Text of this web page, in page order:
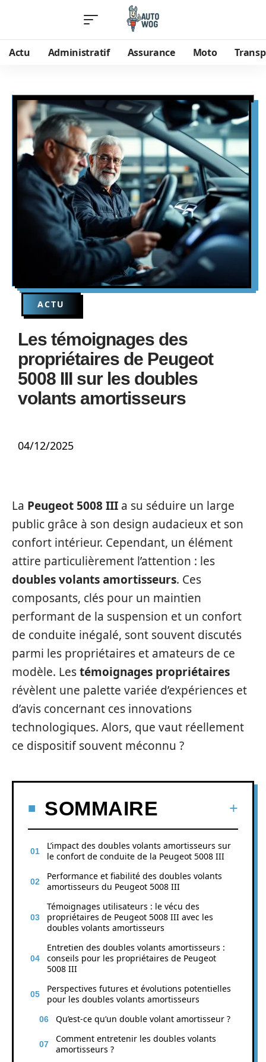
Actu Administratif Assurance Moto
ACTU
Les témoignages des
propriétaires de Peugeot
5008 III sur les doubles
volants amortisseurs
04/12/2025
La Peugeot 5008 III a su séduire un large
public grâce à son design audacieux et son
confort intérieur. Cependant, un élément
attire particulièrement l’attention : les
doubles volants amortisseurs. Ces
composants, clés pour un maintien
performant de la suspension et un confort
de conduite inégalé, sont souvent discutés
parmi les propriétaires et amateurs de ce
modèle. Lestémoignages propriétaires
révèlent une palette variée d’expériences et
d’avis concernant ces innovations
technologiques. Alors, que vaut réellement
ce dispositif souvent méconnu ?
SOMMAIRE
L’impact des doubles volants amortisseurs sur
le confort de conduite de la Peugeot 5008 III
Performance et fiabilité des doubles volants
amortisseurs du Peugeot 5008 III
Témoignages utilisateurs : le vécu des
propriétaires de Peugeot 5008 III avec les
doubles volants amortisseurs
Entretien des doubles volants amortisseurs :
conseils pour les propriétaires de Peugeot
5008 III
Perspectives futures et évolutions potentielles
pour les doubles volants amortisseurs
Qu’est-ce qu’un double volant amortisseur ?
Comment entretenir les doubles volants
amortisseurs ?